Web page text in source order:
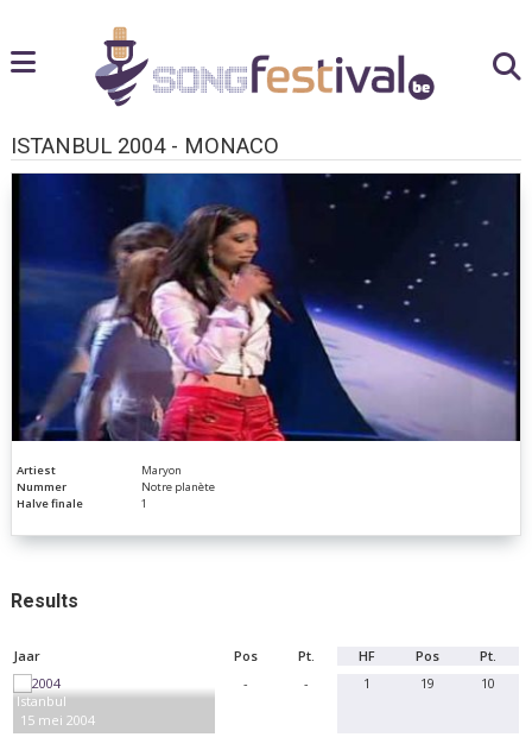
ISTANBUL 2004 - MONACO
Artiest
Maryon
Nummer
Notre planète
Halve finale
1
Results
Jaar Pos Pt. HF Pos Pt.
Istanbul
15 mei 2004
- - 1 19 10